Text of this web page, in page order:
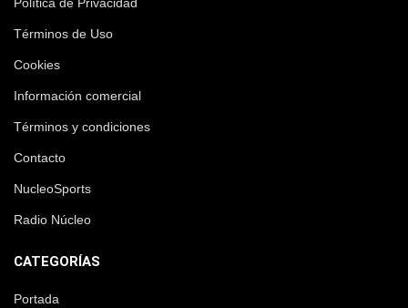
Política de Privacidad
Términos de Uso
Cookies
Información comercial
Términos y condiciones
Contacto
NucleoSports
Radio Núcleo
CATEGORÍAS
Portada